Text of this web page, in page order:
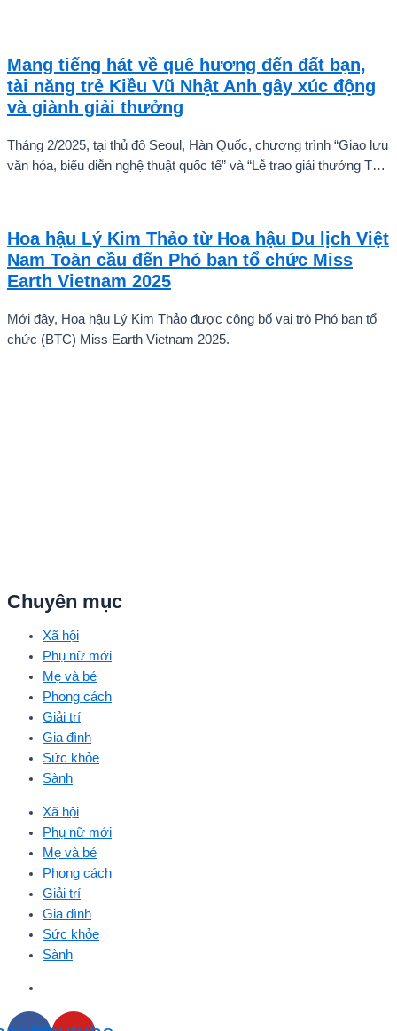
Mang tiếng hát về quê hương đến đất bạn,
tài năng trẻ Kiều Vũ Nhật Anh gây xúc động
và giành giải thưởng
Tháng 2/2025, tại thủ đô Seoul, Hàn Quốc, chương trình “Giao lưu
văn hóa, biểu diễn nghệ thuật quốc tế” và “Lễ trao giải thưởng Tài
ấn tượng mạnh với giọng hát trữ tình sâu lắng, mang đậm hơi thở
quê hương.
Hoa hậu Lý Kim Thảo từ Hoa hậu Du lịch Việt
Nam Toàn cầu đến Phó ban tổ chức Miss
Earth Vietnam 2025
Mới đây, Hoa hậu Lý Kim Thảo được công bố vai trò Phó ban tổ
chức (BTC) Miss Earth Vietnam 2025.
Chuyên mục
Xã hội
Phụ nữ mới
Mẹ và bé
Phong cách
Giải trí
Gia đình
Sức khỏe
Sành
Xã hội
Phụ nữ mới
Mẹ và bé
Phong cách
Giải trí
Gia đình
Sức khỏe
Sành